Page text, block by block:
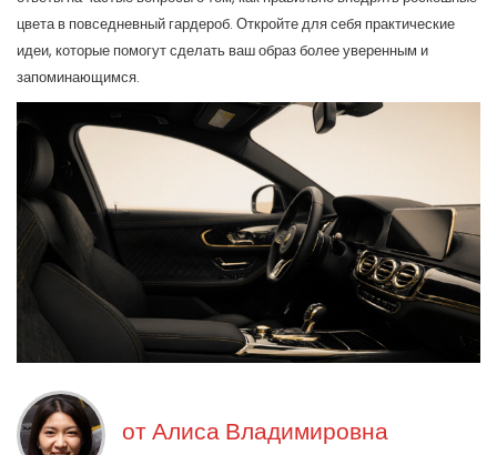
цвета в повседневный гардероб. Откройте для себя практические
идеи, которые помогут сделать ваш образ более уверенным и
запоминающимся.
отАлиса Владимировна